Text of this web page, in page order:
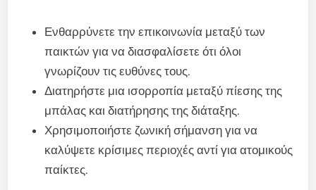
Ενθαρρύνετε την επικοινωνία μεταξύ των
παικτών για να διασφαλίσετε ότι όλοι
γνωρίζουν τις ευθύνες τους.
Διατηρήστε μια ισορροπία μεταξύ πίεσης της
μπάλας και διατήρησης της διάταξης.
Χρησιμοποιήστε ζωνική σήμανση για να
καλύψετε κρίσιμες περιοχές αντί για ατομικούς
παίκτες.